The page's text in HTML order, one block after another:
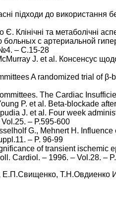
підходи до використання
Клінічні та метаболічні
с артериальной
№4. – С.15-28
J. et al. Консенсус
A randomized trial of
The Cardiac
P. et al. Beta-blockade
J. et al. Four week
– P.595-600
G., Mehnert H.
– P. 96-99
of transient
Cardiol. – 1996. – Vol.28. –
Т.Н.Овдиенко